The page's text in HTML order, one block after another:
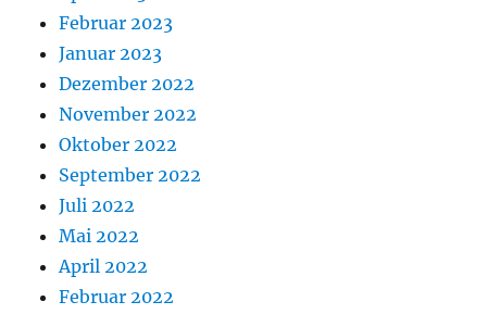
Februar 2023
Januar 2023
Dezember 2022
November 2022
Oktober 2022
September 2022
Juli 2022
Mai 2022
April 2022
Februar 2022